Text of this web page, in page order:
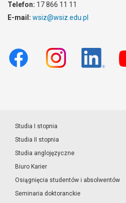
Telefon: 17 866 11 11
E-mail: wsiz@wsiz.edu.pl
Studia I stopnia
Studia II stopnia
Studia anglojęzyczne
Biuro Karier
Osiągnięcia studentów i absolwentów
Seminaria doktoranckie